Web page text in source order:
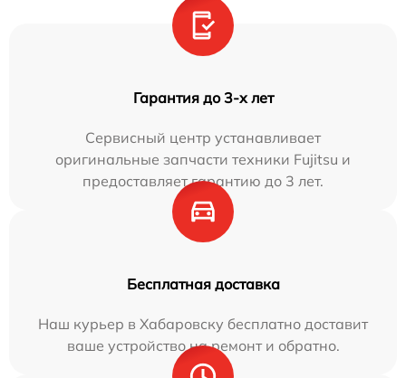
Гарантия до 3-х лет
Сервисный центр устанавливает
оригинальные запчасти техники Fujitsu и
предоставляет гарантию до 3 лет.
Бесплатная доставка
Наш курьер в Хабаровску бесплатно доставит
ваше устройство на ремонт и обратно.